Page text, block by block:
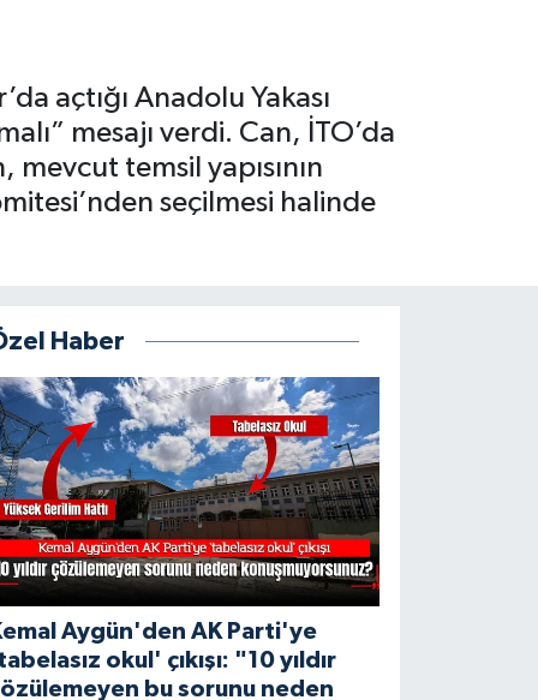
açtığı Anadolu Yakası
mesajı verdi. Can, İTO’da
mevcut temsil yapısının
seçilmesi halinde
Haber
Aygün'den AK Parti'ye
okul' çıkışı: "10 yıldır
bu sorunu neden